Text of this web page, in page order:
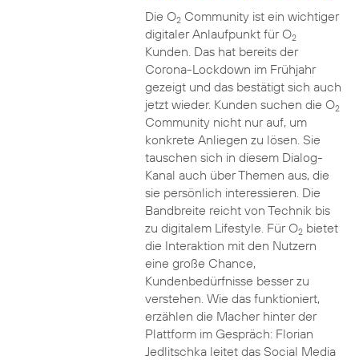
Die O2Community ist ein wichtiger
digitaler Anlaufpunkt für O2
Kunden. Das hat bereits der
Corona-Lockdown im Frühjahr
gezeigt und das bestätigt sich auch
jetzt wieder. Kunden suchen die O2
Community nicht nur auf, um
konkrete Anliegen zu lösen. Sie
tauschen sich in diesem Dialog-
Kanal auch über Themen aus, die
sie persönlich interessieren. Die
Bandbreite reicht von Technik bis
zu digitalem Lifestyle. Für O2bietet
die Interaktion mit den Nutzern
eine große Chance,
Kundenbedürfnisse besser zu
verstehen. Wie das funktioniert,
erzählen die Macher hinter der
Plattform im Gespräch: Florian
Jedlitschka leitet das Social Media